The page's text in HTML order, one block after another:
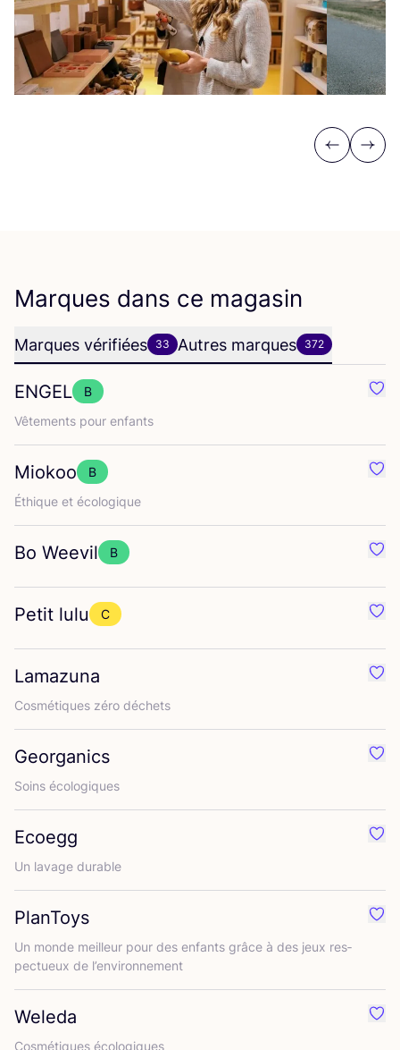
Previous
Next
Marques dans ce magasin
Marques vérifiées 33 Autres marques 372
ENGEL
B
Vête­ments pour enfants
Miokoo
B
Éthique et écologique
Bo Weevil B
Petit lulu C
Lamazuna
Cos­mé­tiques zéro déchets
Georganics
Soins éco­lo­giques
Ecoegg
Un lavage durable
PlanToys
Un monde meilleur pour des enfants grâce à des jeux res­
pec­tueux de l’environnement
Weleda
Cos­mé­tiques écologiques